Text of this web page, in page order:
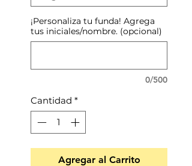
¡Personaliza tu funda! Agrega
tus iniciales/nombre. (opcional)
0/500
Cantidad *
Agregar al Carrito